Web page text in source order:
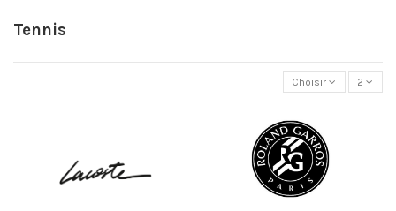
Tennis
Choisir 2